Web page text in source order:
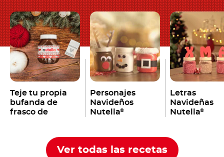
Teje tu propia
bufanda de
frasco de
Personajes
Navideños
Nutella®
Letras
Navideñas
Nutella®
Ver todas las recetas